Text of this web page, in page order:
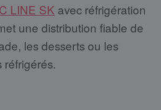
LINE SK avec réfrigération
une distribution fiable de
les desserts ou les
réfrigérés.